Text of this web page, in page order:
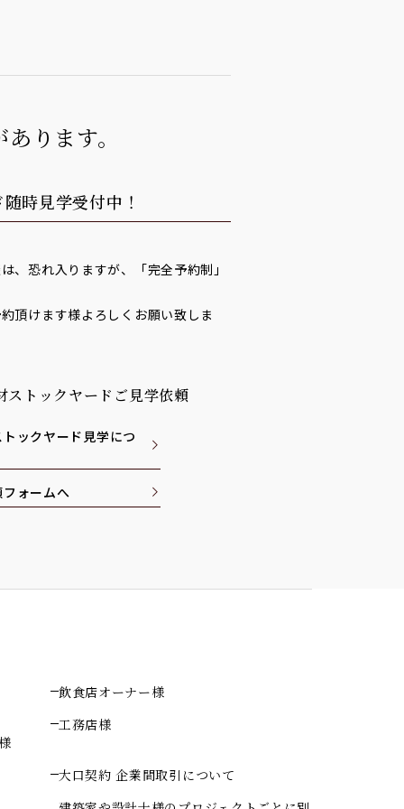
ります。
時見学受付中！
、恐れ入りますが、「完全予約制」
頂けます様よろしくお願い致しま
ストックヤードご見学依頼
ックヤード見学につ
ォームへ
飲食店オーナー様
工務店様
大口契約 企業間取引について